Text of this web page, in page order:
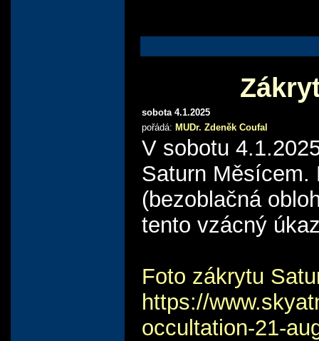
sobota 4.1.2025
pořádá: MUDr. Zdeněk Coufal
V sobotu
Saturn Měsícem.
(bezoblačná
tento vzácný
Foto zákrytu
https://
occultation-21-